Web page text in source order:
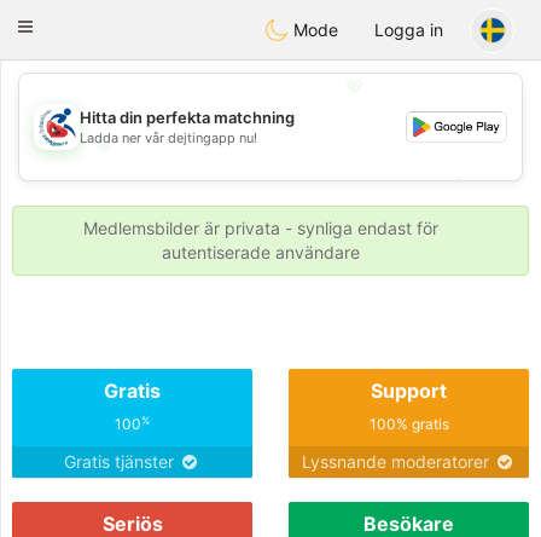
Handi Space
Toggle
Mode Logga in
💖
💕
💕
Hitta din perfekta matchning
Ladda ner vår dejtingapp nu!
Medlemsbilder är privata - synliga endast för
autentiserade användare
Gratis
100%
Gratis tjänster
Support
100% gratis
Lyssnande moderatorer
Seriös Besökare